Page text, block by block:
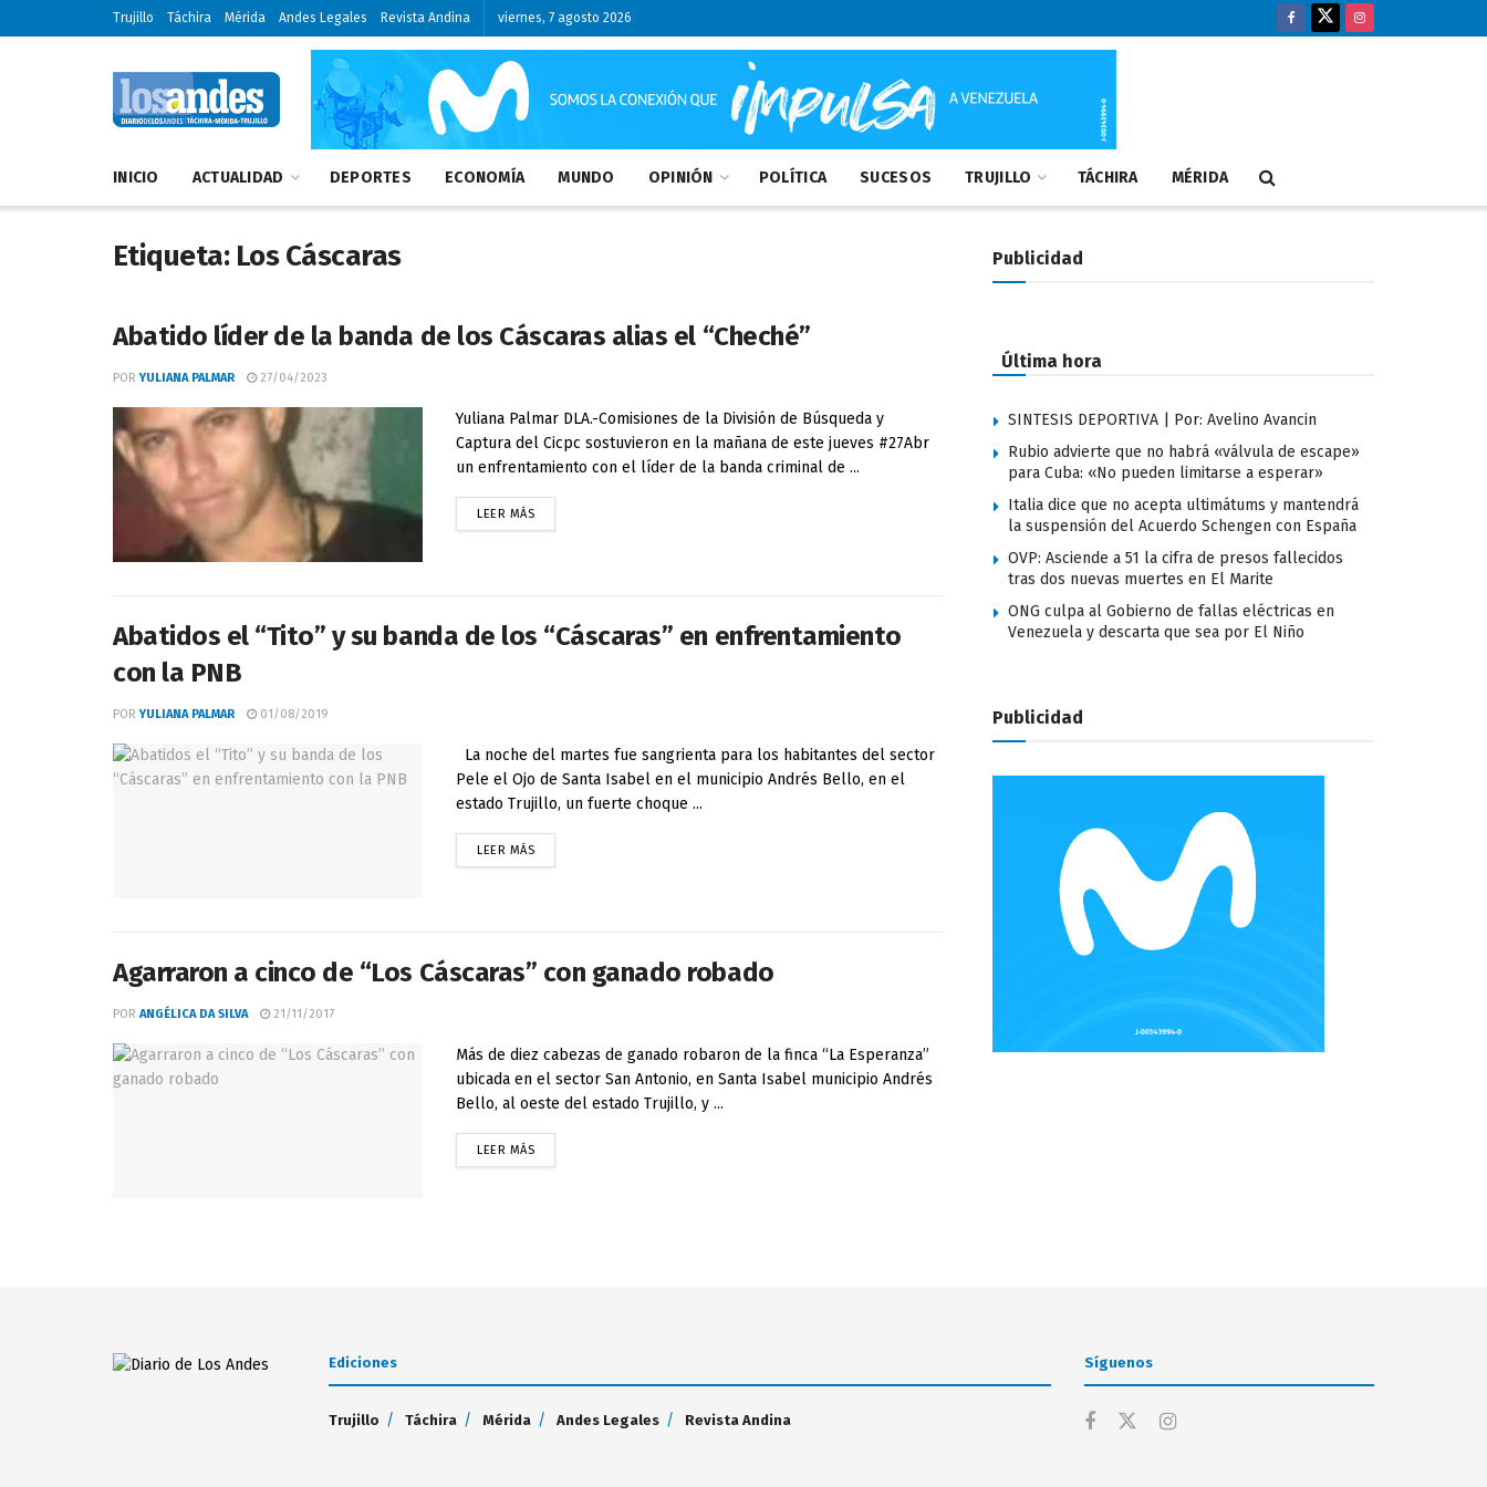
Trujillo Táchira Mérida Andes Legales Revista Andina viernes, 7 agosto 2026
INICIO ACTUALIDAD DEPORTES ECONOMÍA MUNDO OPINIÓN POLÍTICA SUCESOS TRUJILLO TÁCHIRA MÉRIDA
Etiqueta: Los Cáscaras
Abatido líder de la banda de los Cáscaras alias el “Cheché”
POR YULIANA PALMAR 27/04/2023
Yuliana Palmar DLA.-Comisiones de la División de Búsqueda y
Captura del Cicpc sostuvieron en la mañana de este jueves #27Abr
un enfrentamiento con el líder de la banda criminal de ...
LEER MÁS
Abatidos el “Tito” y su banda de los “Cáscaras” en enfrentamiento
con la PNB
POR YULIANA PALMAR 01/08/2019
La noche del martes fue sangrienta para los habitantes del sector
Pele el Ojo de Santa Isabel en el municipio Andrés Bello, en el
estado Trujillo, un fuerte choque ...
LEER MÁS
Agarraron a cinco de “Los Cáscaras” con ganado robado
POR ANGÉLICA DA SILVA 21/11/2017
Más de diez cabezas de ganado robaron de la finca “La Esperanza”
ubicada en el sector San Antonio, en Santa Isabel municipio Andrés
Bello, al oeste del estado Trujillo, y ...
LEER MÁS
Publicidad
Última hora
SINTESIS DEPORTIVA | Por: Avelino Avancin
Rubio advierte que no habrá «válvula de escape»
para Cuba: «No pueden limitarse a esperar»
Italia dice que no acepta ultimátums y mantendrá
la suspensión del Acuerdo Schengen con España
OVP: Asciende a 51 la cifra de presos fallecidos
tras dos nuevas muertes en El Marite
ONG culpa al Gobierno de fallas eléctricas en
Venezuela y descarta que sea por El Niño
Publicidad
Ediciones
Trujillo Táchira Mérida Andes Legales Revista Andina
Síguenos